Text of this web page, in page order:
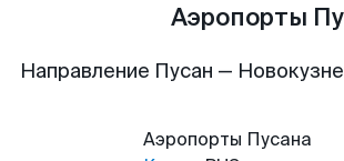
Аэропорты
Направление Пусан —
Аэропорты Пусана